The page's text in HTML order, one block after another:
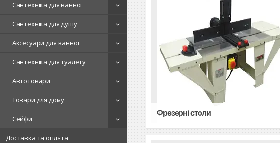
Сантехніка для ванної
Сантехніка для душу
Аксесуари для ванної
Сантехніка для туалету
Автотовари
Товари для дому
Сейфи
Доставка та оплата
Фрезерні столи